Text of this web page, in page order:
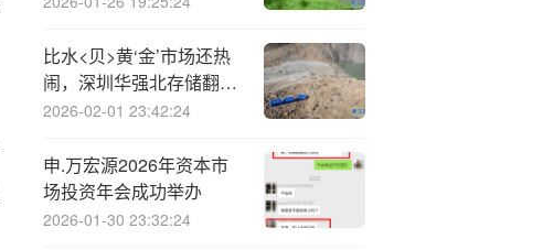
比水<贝>黄‘金’市场还热
闹，深圳华强北存储翻倍
涨价！商户称“每天都在
不敢囤货
2026-02-01 23:42:24
申.万宏源2026年资本市
场投资年会成功举办
2026-01-30 23:32:24